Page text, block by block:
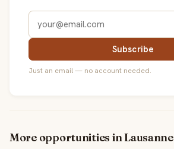
Subscribe
Just an email — no account needed.
More opportunities in Lausanne